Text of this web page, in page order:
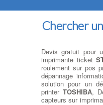
Chercher
Devis gratuit pour
imprimante ticket
roulement sur pos
dépannage
solution pour un
printer TOSHIBA,
capteurs sur